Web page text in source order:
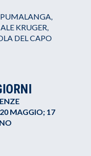
KRUGER,
DEL CAPO
MAGGIO; 17